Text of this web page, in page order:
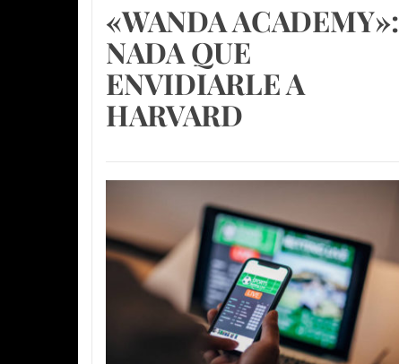
«WANDA ACADEMY»:
NADA QUE
ENVIDIARLE A
HARVARD